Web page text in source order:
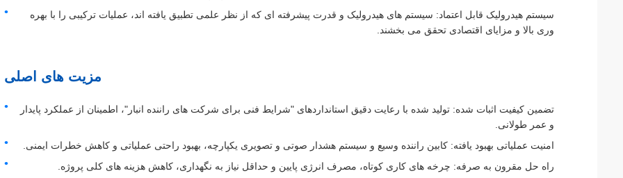
سیستم هیدرولیک قابل اعتماد: سیستم های هیدرولیک و قدرت پیشرفته ای که از نظر علمی تطبیق یافته اند، عملیات ترکیبی را با بهره
وری بالا و مزایای اقتصادی تحقق می بخشند.
مزیت های اصلی
تضمین کیفیت اثبات شده: تولید شده با رعایت دقیق استانداردهای "شرایط فنی برای شرکت های راننده انبار"، اطمینان از عملکرد پایدار
و عمر طولانی.
امنیت عملیاتی بهبود یافته: کابین راننده وسیع و سیستم هشدار صوتی و تصویری یکپارچه، بهبود راحتی عملیاتی و کاهش خطرات ایمنی.
راه حل مقرون به صرفه: چرخه های کاری کوتاه، مصرف انرژی پایین و حداقل نیاز به نگهداری، کاهش هزینه های کلی پروژه.